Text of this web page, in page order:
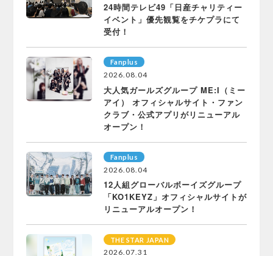
24時間テレビ49「日産チャリティー
イベント」優先観覧をチケプラにて
受付！
Fanplus
2026.08.04
大人気ガールズグループ ME:I（ミー
アイ） オフィシャルサイト・ファン
クラブ・公式アプリがリニューアル
オープン！
Fanplus
2026.08.04
12人組グローバルボーイズグループ
「KO1KEYZ」オフィシャルサイトが
リニューアルオープン！
THE STAR JAPAN
2026.07.31